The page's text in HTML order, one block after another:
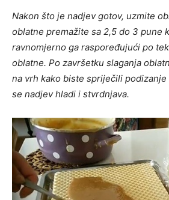
Nakon što je nadjev gotov, uzmite
oblatne premažite sa 2,5 do 3 pune
ravnomjerno ga raspoređujući po
oblatne. Po završetku slaganja
na vrh kako biste spriječili
se nadjev hladi i stvrdnjava.